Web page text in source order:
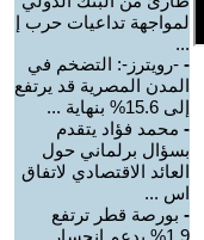
لمواجهة تداعيات حرب إ
...
- -رويترز-: التضخم في
المدن المصرية قد يرتفع
إلى 15.6% بنهاية ...
- محمد فؤاد يتقدم
بسؤال برلماني حول
العائد الاقتصادي لاتفاق
اس ...
- بورصة قطر ترتفع
1.9% بدعم انحسار